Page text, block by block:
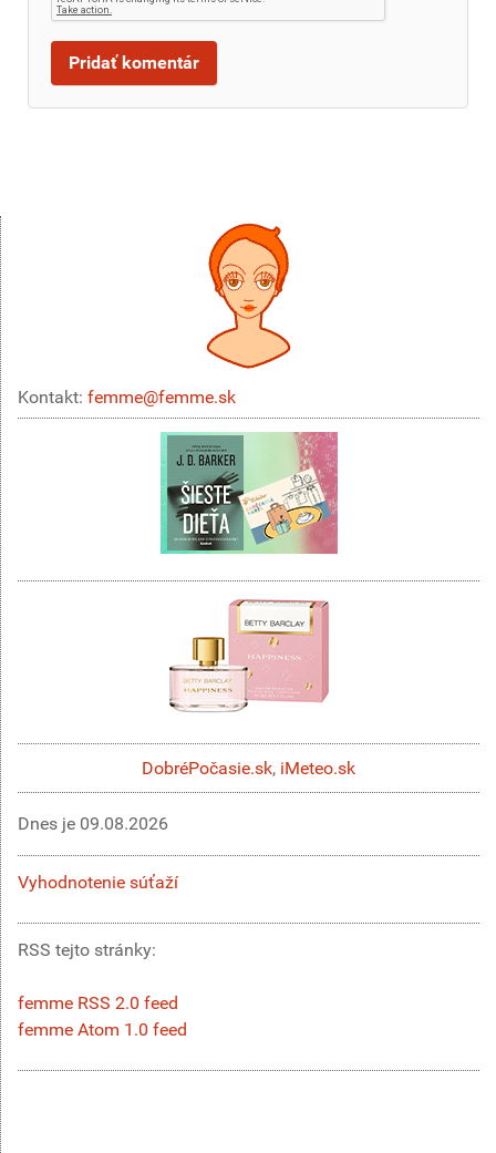
Kontakt: femme@femme.sk
DobréPočasie.sk, iMeteo.sk
Dnes je 09.08.2026
Vyhodnotenie súťaží
RSS tejto stránky:
femme RSS 2.0 feed
femme Atom 1.0 feed